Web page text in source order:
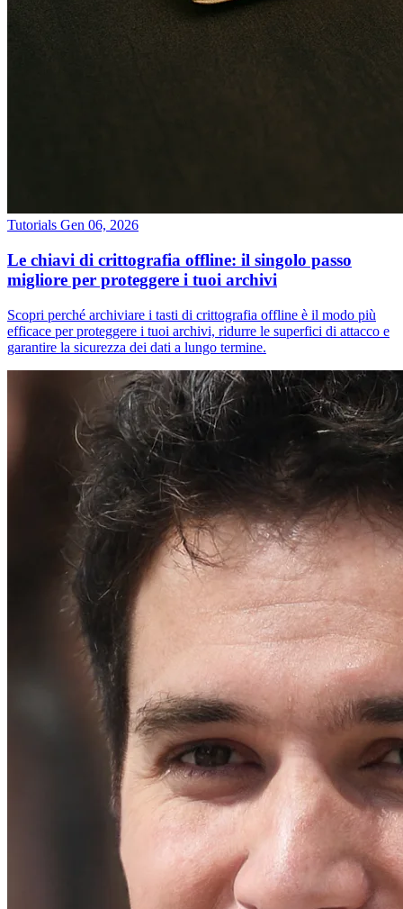
Tutorials Gen 06, 2026
Le chiavi di crittografia offline: il singolo passo
migliore per proteggere i tuoi archivi
Scopri perché archiviare i tasti di crittografia offline è il modo più
efficace per proteggere i tuoi archivi, ridurre le superfici di attacco e
garantire la sicurezza dei dati a lungo termine.